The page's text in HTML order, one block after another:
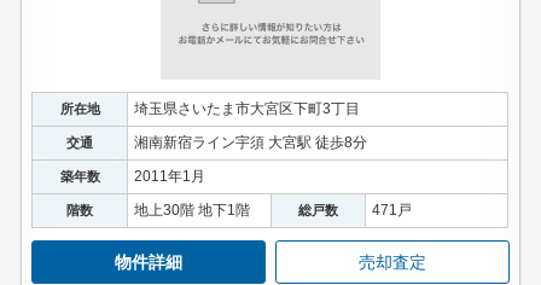
所在地 埼玉県さいたま市大宮区下町3丁目
交通 湘南新宿ライン宇須 大宮駅 徒歩8分
築年数 2011年1月
階数 地上30階 地下1階 総戸数 471戸
物件詳細 売却査定